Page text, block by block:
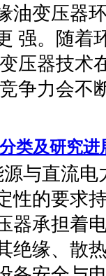
油变压器
强。随着
压器技术
争力会不
类及研究进
与直流
性的要求
器承担着
绝缘、散